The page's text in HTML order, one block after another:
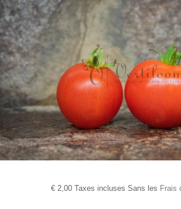
€2,00 Taxes incluses Sans les Frais